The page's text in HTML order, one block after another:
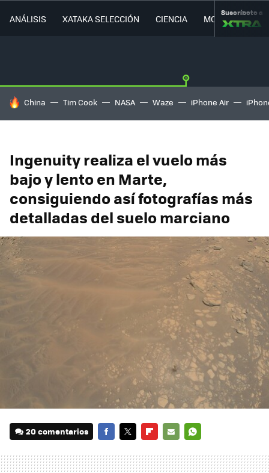
ANÁLISIS XATAKA SELECCIÓN CIENCIA MOVILIDAD
Suscríbete a
HOY SE HABLA DE
China Tim Cook NASA Waze iPhone Air
Ingenuity realiza el vuelo más
bajo y lento en Marte,
consiguiendo así fotografías más
detalladas del suelo marciano
20 comentarios
MAIL